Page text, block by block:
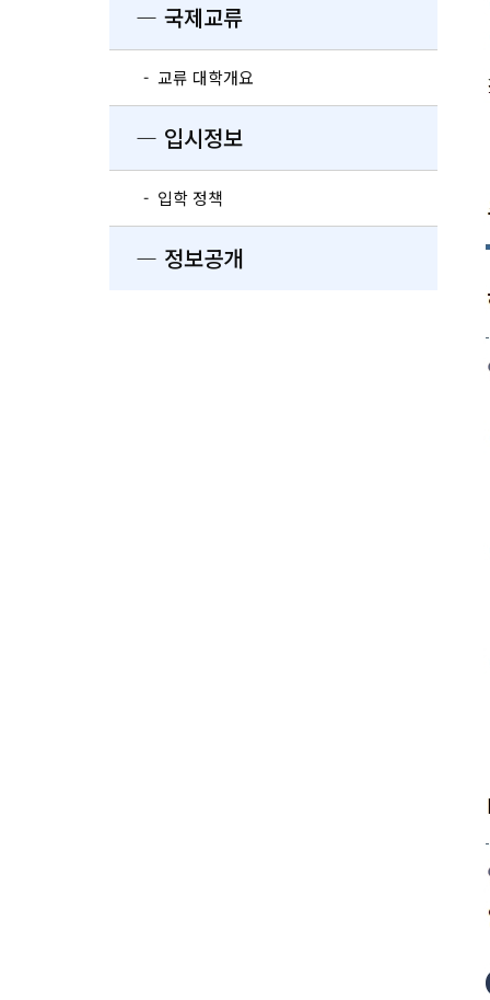
― 국제교류
- 교류 대학개요
― 입시정보
- 입학 정책
― 정보공개